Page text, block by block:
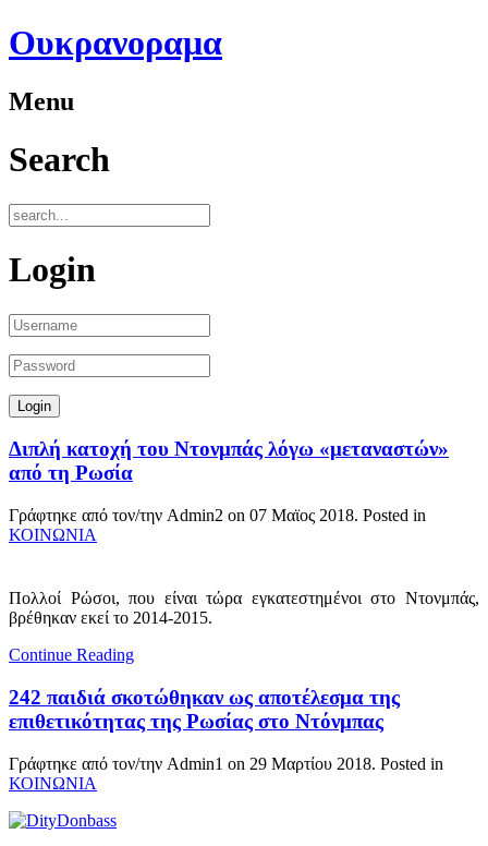
Ουκρανοραμα
Menu
Search
Login
Διπλή κατοχή του Ντονμπάς λόγω «μεταναστών»
από τη Ρωσία
Γράφτηκε από τον/την Admin2 on 07 Μαϊος 2018. Posted in
ΚΟΙΝΩΝΙΑ
Πολλοί Ρώσοι, που είναι τώρα εγκατεστημένοι στο Ντονμπάς,
βρέθηκαν εκεί το 2014-2015.
Continue Reading
242 παιδιά σκοτώθηκαν ως αποτέλεσμα της
επιθετικότητας της Ρωσίας στο Ντόνμπας
Γράφτηκε από τον/την Admin1 on 29 Μαρτίου 2018. Posted in
ΚΟΙΝΩΝΙΑ